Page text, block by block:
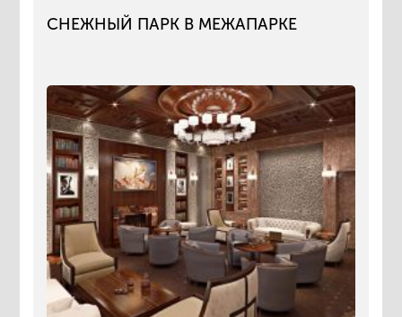
СНЕЖНЫЙ ПАРК В МЕЖАПАРКЕ